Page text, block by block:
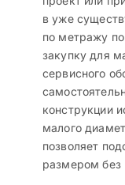
в уже
по метражу
закупку для
сервисного
конструкции
малого
позволяет
размером